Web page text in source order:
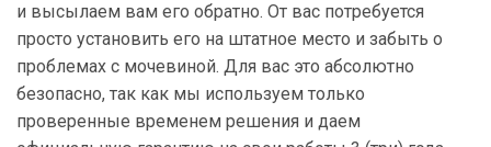
и высылаем вам его обратно. От вас потребуется
просто установить его на штатное место и забыть о
проблемах с мочевиной. Для вас это абсолютно
безопасно, так как мы используем только
проверенные временем решения и даем